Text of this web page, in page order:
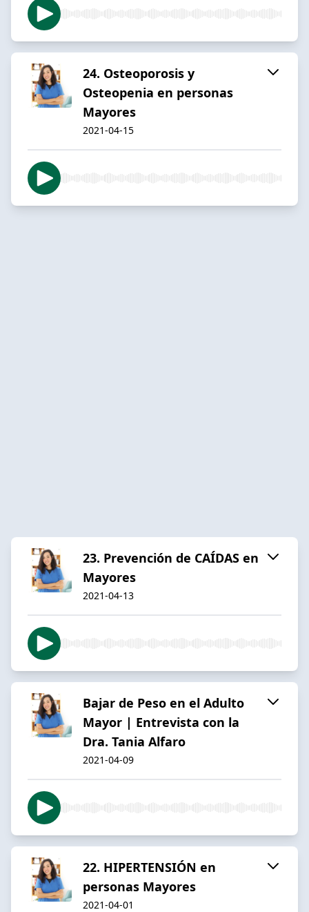
24. Osteoporosis y
Osteopenia en personas
Mayores
2021-04-15
23. Prevención de CAÍDAS en
Mayores
2021-04-13
Bajar de Peso en el Adulto
Mayor | Entrevista con la
Dra. Tania Alfaro
2021-04-09
22. HIPERTENSIÓN en
personas Mayores
2021-04-01